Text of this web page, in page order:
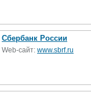
Сбербанк России
Web-сайт: www.sbrf.ru